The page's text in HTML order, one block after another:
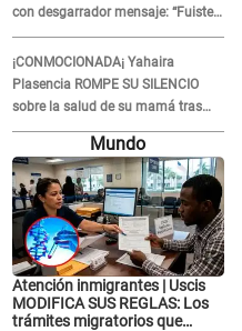
con desgarrador mensaje: “Fuiste
una gran mujer”
¡CONMOCIONADA¡ Yahaira
Plasencia ROMPE SU SILENCIO
sobre la salud de su mamá tras
APARECER en centro oncológico:
“La oración tiene poder”
Mundo
Atención inmigrantes | Uscis
MODIFICA SUS REGLAS: Los
trámites migratorios que